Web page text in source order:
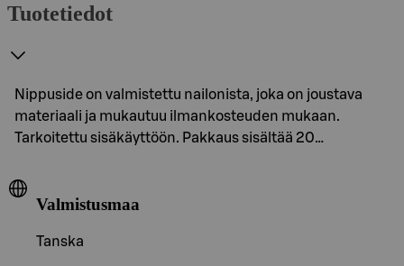
Tuotetiedot
Nippuside on valmistettu nailonista, joka on joustava
materiaali ja mukautuu ilmankosteuden mukaan.
Tarkoitettu sisäkäyttöön. Pakkaus sisältää 20…
Valmistusmaa
Tanska